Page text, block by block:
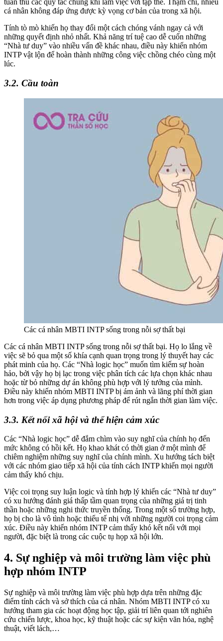
tuân thủ các quy tắc chung khi làm việc với tập thể. Thậm chí, nhiều
cá nhân không đáp ứng được kỳ vọng cơ bản của trong xã hội.
Tính tò mò khiến họ thay đổi một cách chóng vánh ngay cả với
những quyết định nhỏ nhất. Khả năng trí tuệ cao dễ cuốn những
“Nhà tư duy” vào nhiều vấn đề khác nhau, điều này khiến nhóm
INTP vật lộn để hoàn thành những công việc chồng chéo cùng một
lúc.
3.2. Cầu toàn
Các cá nhân MBTI INTP sống trong nỗi sợ thất bại
Các cá nhân MBTI INTP sống trong nỗi sợ thất bại. Họ lo lắng về
việc sẽ bỏ qua một số khía cạnh quan trọng trong lý thuyết hay các
phát minh của họ. Các “Nhà logic học” muốn tìm kiếm sự hoàn
hảo, bởi vậy họ bị lạc trong việc phân tích các lựa chọn khác nhau
hoặc từ bỏ những dự án không phù hợp với lý tưởng của mình.
Điều này khiến nhóm MBTI INTP bị ám ảnh và lãng phí thời gian
hơn trong việc áp dụng phương pháp để rút ngắn thời gian làm việc.
3.3. Kết nối xã hội và thể hiện cảm xúc
Các “Nhà logic học” dễ đắm chìm vào suy nghĩ của chính họ đến
mức không có hồi kết. Họ khao khát có thời gian ở một mình để
chiêm nghiệm những suy nghĩ của chính mình. Xu hướng tách biệt
với các nhóm giao tiếp xã hội của tính cách INTP khiến mọi người
cảm thấy khó chịu.
Việc coi trọng suy luận logic và tính hợp lý khiến các “Nhà tư duy”
có xu hướng đánh giá thấp tầm quan trọng của những giá trị tinh
thần hoặc những nghi thức truyền thống. Trong một số trường hợp,
họ bị cho là vô tình hoặc thiếu tế nhị với những người coi trọng cảm
xúc. Điều này khiến nhóm INTP cảm thấy khó kết nối với mọi
người, đặc biệt là trong các cuộc tụ họp xã hội lớn.
4. Sự nghiệp và môi trường làm việc phù
hợp nhóm INTP
Sự nghiệp và môi trường làm việc phù hợp dựa trên những đặc
điểm tính cách và sở thích của cá nhân. Nhóm MBTI INTP có xu
hướng tham gia các hoạt động học tập, giải trí liên quan tới nghiên
cứu chiến lược, khoa học, kỹ thuật hoặc các sự kiện văn hóa, nghệ
thuật, viết lách,…